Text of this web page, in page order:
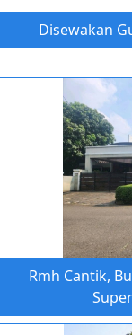
Disewakan
Rmh Cantik,